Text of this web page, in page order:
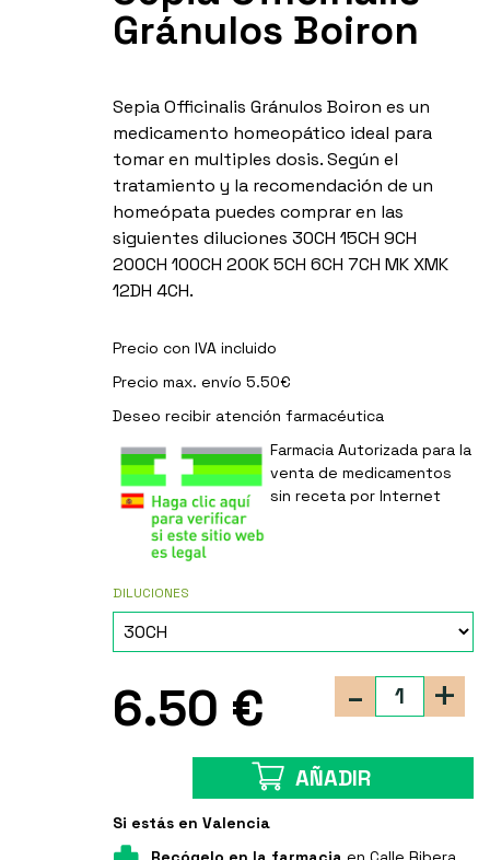
Gránulos Boiron
Sepia Officinalis Gránulos Boiron es un
medicamento homeopático ideal para
tomar en multiples dosis. Según el
tratamiento y la recomendación de un
homeópata puedes comprar en las
siguientes diluciones 30CH 15CH 9CH
200CH 100CH 200K 5CH 6CH 7CH MK XMK
12DH 4CH.
Precio con IVA incluido
Precio max. envío 5.50€
Deseo recibir atención farmacéutica
Farmacia Autorizada para la
venta de medicamentos
sin receta por Internet
DILUCIONES
6.50 € +
-
AÑADIR
Si estás en Valencia